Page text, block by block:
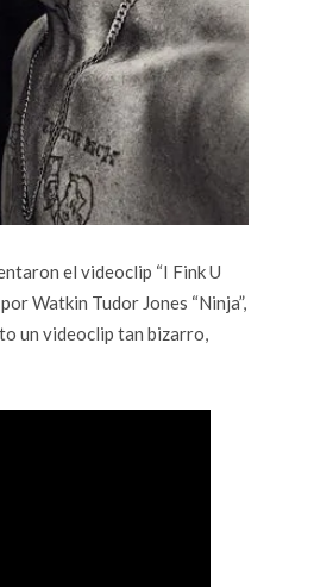
el videoclip “I Fink U
Watkin Tudor Jones “Ninja”,
un videoclip tan bizarro,